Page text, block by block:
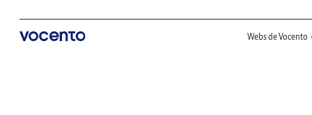
Webs de Vocento